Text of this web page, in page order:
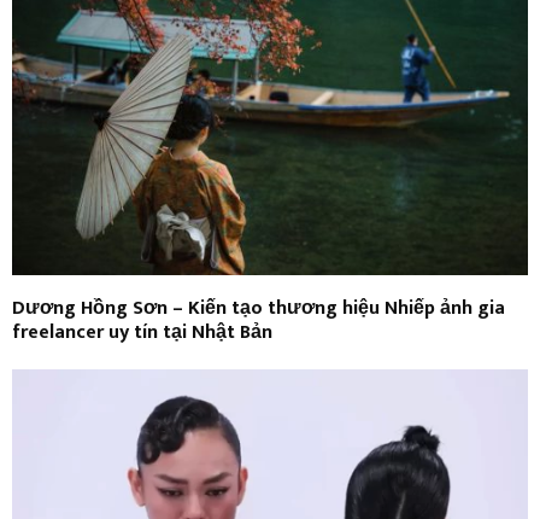
Dương Hồng Sơn – Kiến tạo thương hiệu Nhiếp ảnh gia
freelancer uy tín tại Nhật Bản